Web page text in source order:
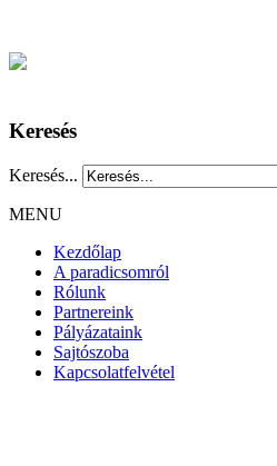
Keresés
Keresés...
MENU
Kezdőlap
A paradicsomról
Rólunk
Partnereink
Pályázataink
Sajtószoba
Kapcsolatfelvétel